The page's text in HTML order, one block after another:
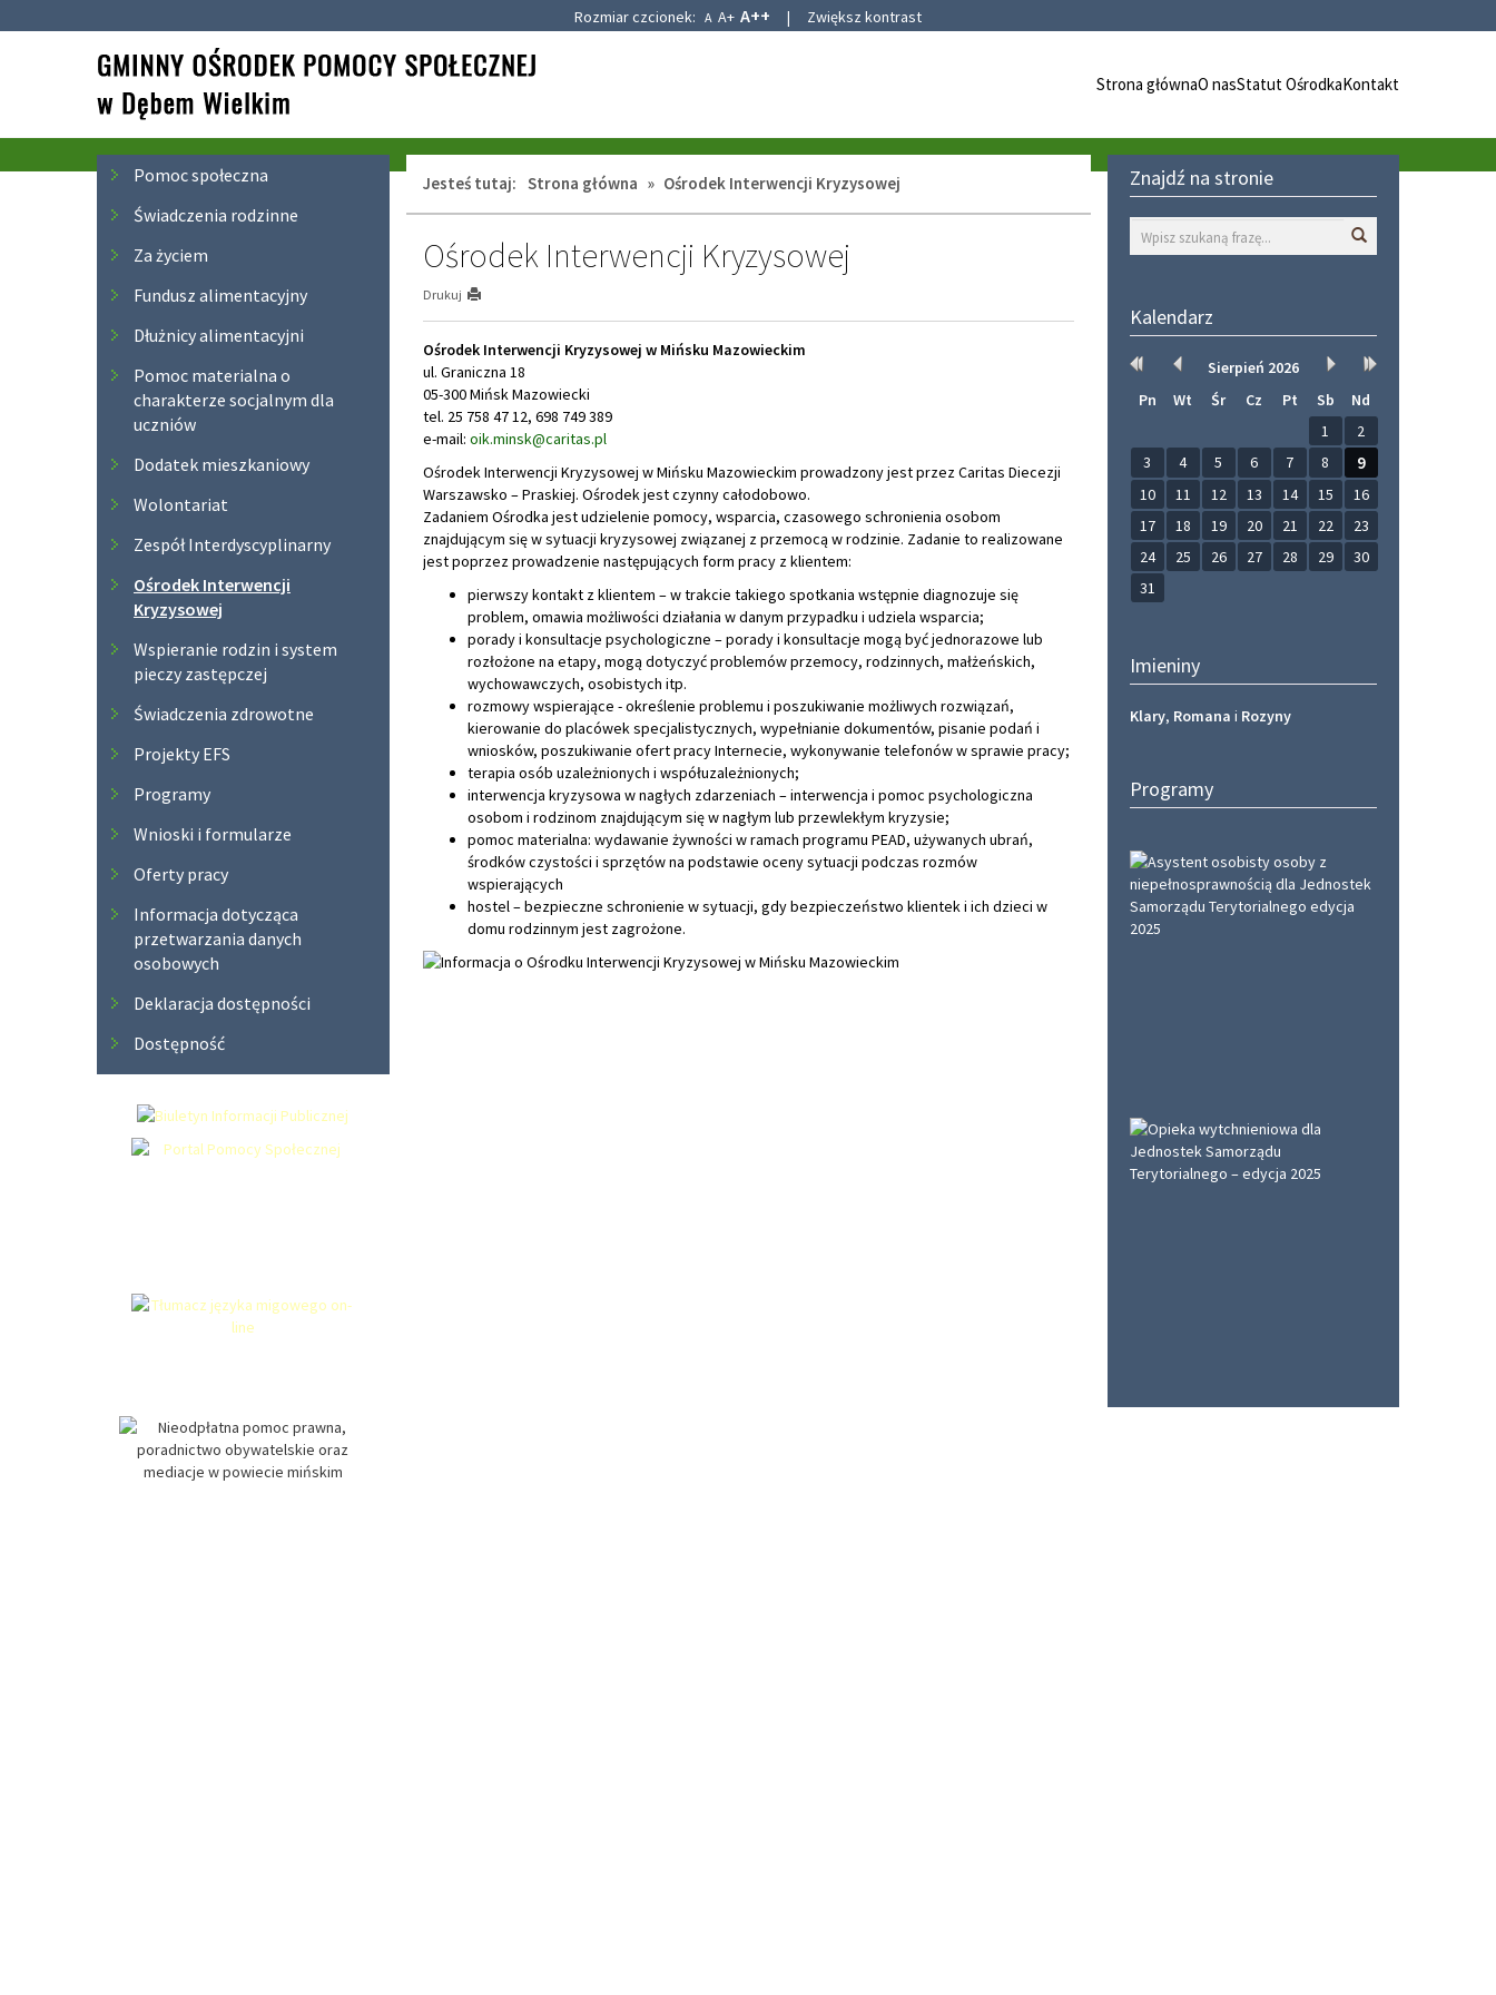
Rozmiar czcionek: A A+ A++ | Zwiększ kontrast
Strona głównaO nasStatut OśrodkaKontakt
MenuPomoc społeczna
Świadczenia rodzinne
Za życiem
Fundusz alimentacyjny
Dłużnicy alimentacyjni
Pomoc materialna o
charakterze socjalnym dla
uczniów
Dodatek mieszkaniowy
Wolontariat
Zespół Interdyscyplinarny
Ośrodek Interwencji
Kryzysowej
Wspieranie rodzin i system
pieczy zastępczej
Świadczenia zdrowotne
Projekty EFS
Programy
Wnioski i formularze
Oferty pracy
Informacja dotycząca
przetwarzania danych
osobowych
Deklaracja dostępności
Dostępność
Jesteś tutaj: Strona główna » Ośrodek Interwencji Kryzysowej
Ośrodek Interwencji Kryzysowej
Drukuj
Ośrodek Interwencji Kryzysowej w Mińsku Mazowieckim
ul. Graniczna 18
05-300 Mińsk Mazowiecki
tel. 25 758 47 12, 698 749 389
e-mail: oik.minsk@caritas.pl
Ośrodek Interwencji Kryzysowej w Mińsku Mazowieckim prowadzony jest przez Caritas Diecezji
Warszawsko – Praskiej. Ośrodek jest czynny całodobowo.
Zadaniem Ośrodka jest udzielenie pomocy, wsparcia, czasowego schronienia osobom
znajdującym się w sytuacji kryzysowej związanej z przemocą w rodzinie. Zadanie to realizowane
jest poprzez prowadzenie następujących form pracy z klientem:
pierwszy kontakt z klientem – w trakcie takiego spotkania wstępnie diagnozuje się
problem, omawia możliwości działania w danym przypadku i udziela wsparcia;
porady i konsultacje psychologiczne – porady i konsultacje mogą być jednorazowe lub
rozłożone na etapy, mogą dotyczyć problemów przemocy, rodzinnych, małżeńskich,
wychowawczych, osobistych itp.
rozmowy wspierające - określenie problemu i poszukiwanie możliwych rozwiązań,
kierowanie do placówek specjalistycznych, wypełnianie dokumentów, pisanie podań i
wniosków, poszukiwanie ofert pracy Internecie, wykonywanie telefonów w sprawie pracy;
terapia osób uzależnionych i współuzależnionych;
interwencja kryzysowa w nagłych zdarzeniach – interwencja i pomoc psychologiczna
osobom i rodzinom znajdującym się w nagłym lub przewlekłym kryzysie;
pomoc materialna: wydawanie żywności w ramach programu PEAD, używanych ubrań,
środków czystości i sprzętów na podstawie oceny sytuacji podczas rozmów
wspierających
hostel – bezpieczne schronienie w sytuacji, gdy bezpieczeństwo klientek i ich dzieci w
domu rodzinnym jest zagrożone.
Znajdź na stronie
Kalendarz
Rok
Miesiąc
wcześniej
Sierpień 2026
Miesiąc
Rok
Pn Wt Śr Cz Pt Sb
Nd
1
2
3
4 5 6 7 8 9
10 11 12 13 14 15
16
17
18 19 20 21 22
23
24
25 26 27 28 29
30
31
Imieniny
Klary, Romana i Rozyny
Programy